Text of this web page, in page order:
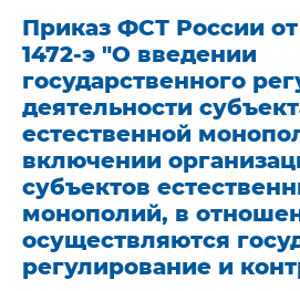
Приказ ФСТ России от
1472-э "О введении
государственного
деятельности
естественной
включении
субъектов
монополий, в
осуществляются
регулирование и